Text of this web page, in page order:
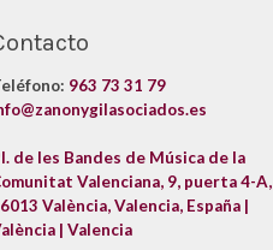
963 73 31 79
de les Bandes de Música de la
Valenciana, 9, puerta 4-A,
València, Valencia, España |
| Valencia